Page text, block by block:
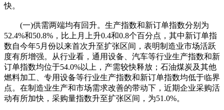
快。
(一)供需两端均有回升。生产指数和新订单指数分别为
52.4%和50.8%，比上月上升0.4和0.8个百分点，其中新订单指
数自今年5月份以来首次升至扩张区间，表明制造业市场活跃
度有所增强。从行业看，通用设备、汽车等行业生产指数和新
订单指数均位于54.0%以上，产需较快释放；石油煤炭及其他
燃料加工、专用设备等行业生产指数和新订单指数均低于临界
点。在制造业生产和市场需求改善的带动下，近期企业采购活
动有所加快，采购量指数升至扩张区间，为51.0%。